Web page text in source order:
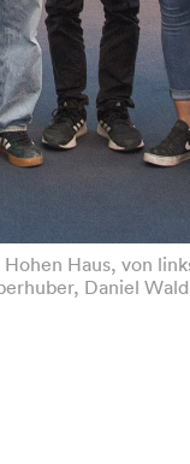
Haus, von
Daniel